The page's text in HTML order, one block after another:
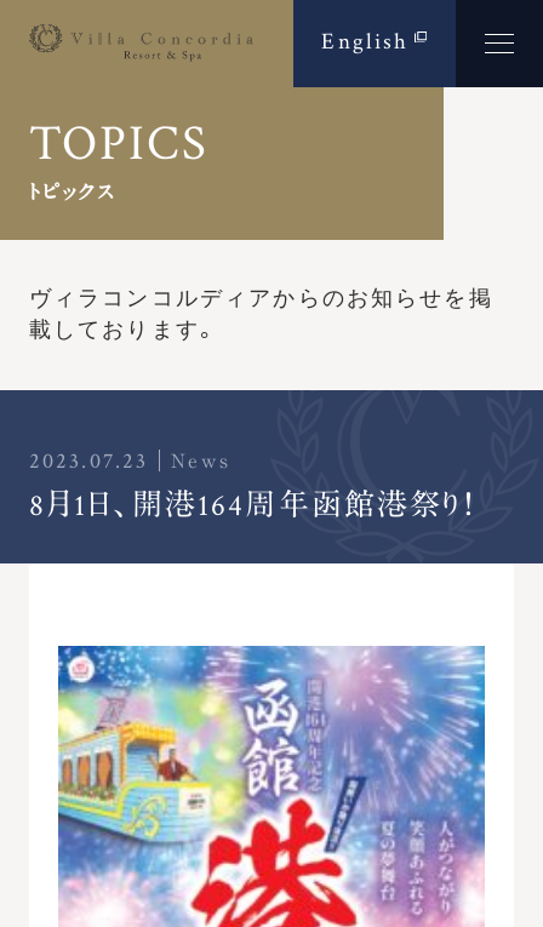
English
TOPICS
トピックス
ヴィラコンコルディアからのお知らせを 掲
載しております。
2023.07.23 News
8月1日、開港164周年函館港祭り！